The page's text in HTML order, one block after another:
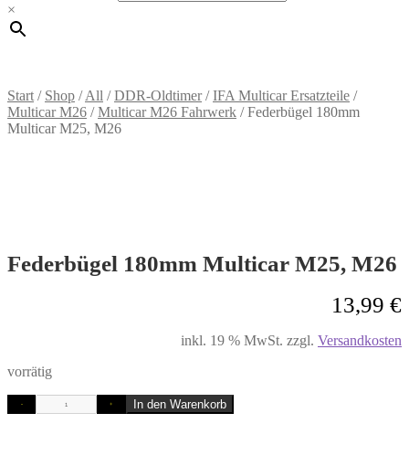
×
Start / Shop /All /DDR-Oldtimer/IFA Multicar Ersatzteile /
Multicar M26 /Multicar M26 Fahrwerk /Federbügel 180mm
Multicar M25, M26
Federbügel 180mm Multicar M25, M26
13,99 €
inkl. 19 % MwSt. zzgl. Versandkosten
vorrätig
- + In den Warenkorb